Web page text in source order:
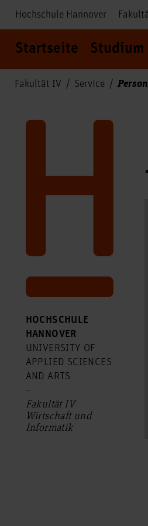
Hochschule Hannover
Startseite Studium
Fakultät IV Service
HOCHSCHULE
HANNOVER
UNIVERSITY OF
APPLIED SCIENCES
AND ARTS
–
Fakultät IV
Wirtschaft und
Informatik